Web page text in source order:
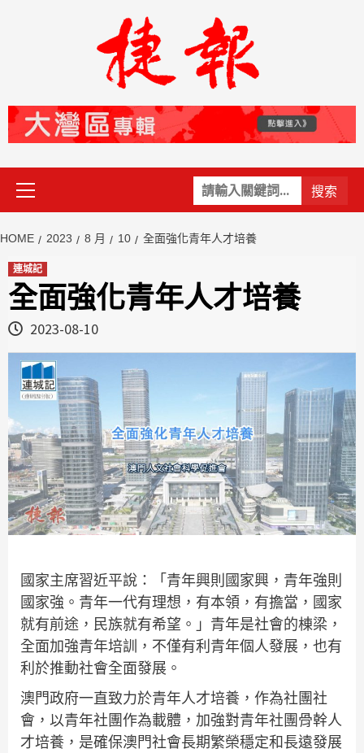
關
鍵
Primary
Menu
HOME 2023 8 月 10 全面強化青年人才培養
連城記
全面強化青年人才培養
2023-08-10
國家主席習近平說：「青年興則國家興，青年強則
國家強。青年一代有理想，有本領，有擔當，國家
就有前途，民族就有希望。」青年是社會的棟梁，
全面加強青年培訓，不僅有利青年個人發展，也有
利於推動社會全面發展。
澳門政府一直致力於青年人才培養，作為社團社
會，以青年社團作為載體，加強對青年社團骨幹人
才培養，是確保澳門社會長期繁榮穩定和長遠發展